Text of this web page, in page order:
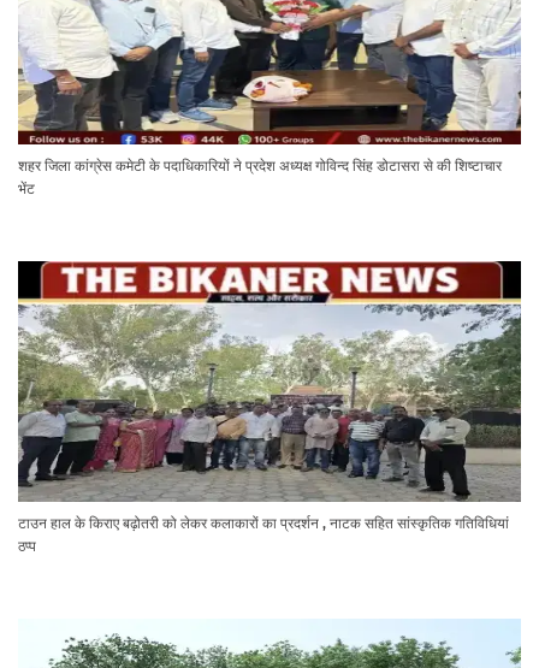
शहर जिला कांग्रेस कमेटी के पदाधिकारियों ने प्रदेश अध्यक्ष गोविन्द सिंह डोटासरा से की शिष्टाचार
भेंट
टाउन हाल के किराए बढ़ोतरी को लेकर कलाकारों का प्रदर्शन , नाटक सहित सांस्कृतिक गतिविधियां
ठप्प